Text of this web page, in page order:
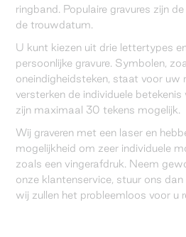
ringband. Populaire gravures zijn
de trouwdatum.
U kunt kiezen uit drie lettertypes
persoonlijke gravure. Symbolen,
oneindigheidsteken, staat voor uw
versterken de individuele
zijn maximaal 30 tekens mogelijk.
Wij graveren met een laser en
mogelijkheid om zeer individuele
zoals een vingerafdruk. Neem
onze klantenservice, stuur ons
wij zullen het probleemloos voor u